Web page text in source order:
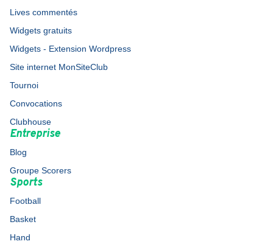
Lives commentés
Widgets gratuits
Widgets - Extension Wordpress
Site internet MonSiteClub
Tournoi
Convocations
Clubhouse
Entreprise
Blog
Groupe Scorers
Sports
Football
Basket
Hand